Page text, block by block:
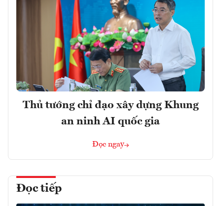
Thủ tướng chỉ đạo xây dựng Khung
an ninh AI quốc gia
Đọc ngay
Đọc tiếp